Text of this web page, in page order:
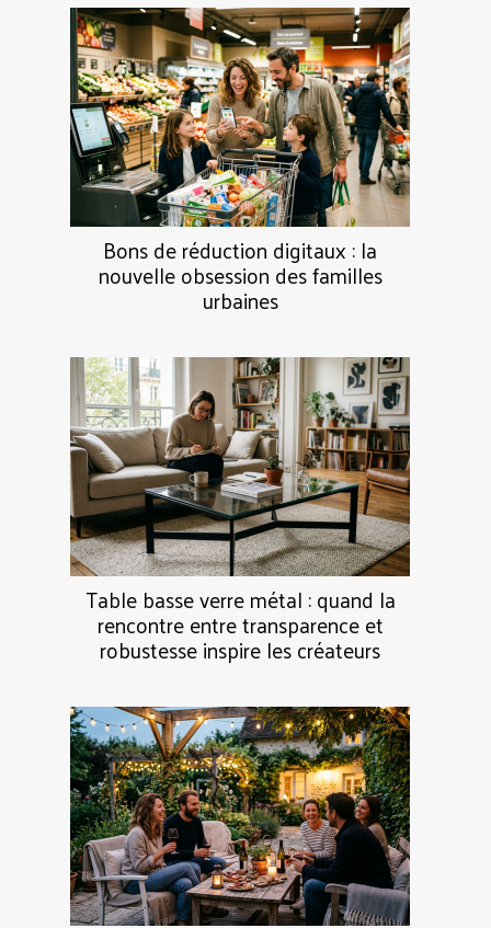
Bons de réduction digitaux : la
nouvelle obsession des familles
urbaines
Table basse verre métal : quand la
rencontre entre transparence et
robustesse inspire les créateurs